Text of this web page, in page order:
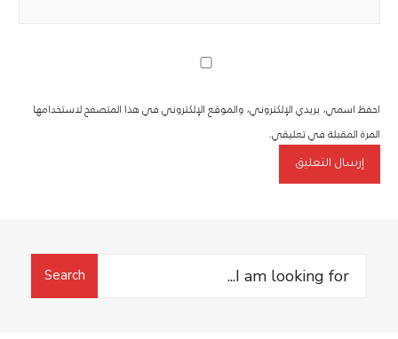
احفظ اسمي، بريدي الإلكتروني، والموقع الإلكتروني في هذا المتصفح لاستخدامها
المرة المقبلة في تعليقي.
Search
Search